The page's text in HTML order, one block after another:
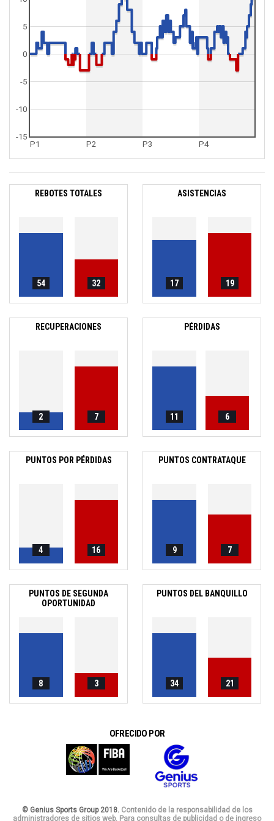
P1 P2 P3 P4
0
5
-15
-10
-5
REBOTES TOTALES
54 32
ASISTENCIAS
17 19
RECUPERACIONES
2 7
PÉRDIDAS
11 6
PUNTOS POR PÉRDIDAS
4 16
PUNTOS CONTRATAQUE
9 7
PUNTOS DE SEGUNDA
OPORTUNIDAD
8 3
PUNTOS DEL BANQUILLO
34 21
OFRECIDO POR
© Genius Sports Group 2018. Contenido de la responsabilidad de los
administradores de sitios web. Para consultas de publicidad o de ingreso